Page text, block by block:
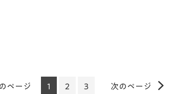
ページ 1 2 3 次のページ